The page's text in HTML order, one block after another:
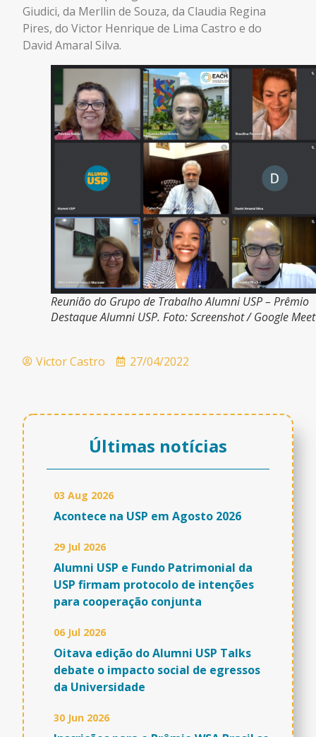
Giudici, da Merllin de Souza, da Claudia Regina
Pires, do Victor Henrique de Lima Castro e do
David Amaral Silva.
Reunião do Grupo de Trabalho Alumni USP – Prêmio
Destaque Alumni USP. Foto: Screenshot / Google Meet
Victor Castro 27/04/2022
Últimas notícias
03 Aug 2026
Acontece na USP em Agosto 2026
29 Jul 2026
Alumni USP e Fundo Patrimonial da
USP firmam protocolo de intenções
para cooperação conjunta
06 Jul 2026
Oitava edição do Alumni USP Talks
debate o impacto social de egressos
da Universidade
30 Jun 2026